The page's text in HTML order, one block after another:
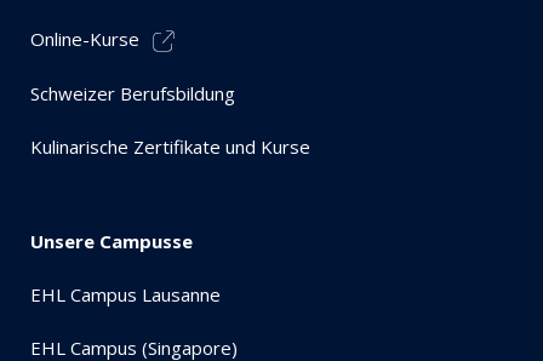
Online-Kurse
Schweizer Berufsbildung
Kulinarische Zertifikate und Kurse
Unsere Campusse
EHL Campus Lausanne
EHL Campus (Singapore)